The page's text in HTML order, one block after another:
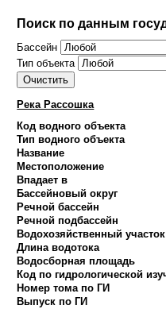
Поиск по данным
Бассейн
Тип объекта
Река Рассошка
Код водного объекта
Тип водного объекта
Название
Местоположение
Впадает в
Бассейновый округ
Речной бассейн
Речной подбассейн
Водохозяйственный участок
Длина водотока
Водосборная площадь
Код по гидрологической
Номер тома по ГИ
Выпуск по ГИ